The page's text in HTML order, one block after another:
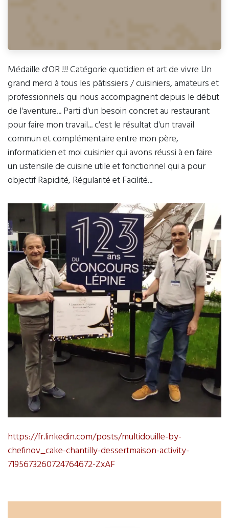
Médaille d'OR !!! Catégorie quotidien et art de vivre Un
grand merci à tous les pâtissiers / cuisiniers, amateurs et
professionnels qui nous accompagnent depuis le début
de l'aventure... Parti d'un besoin concret au restaurant
pour faire mon travail... c'est le résultat d'un travail
commun et complémentaire entre mon père,
informaticien et moi cuisinier qui avons réussi à en faire
un ustensile de cuisine utile et fonctionnel qui a pour
objectif Rapidité, Régularité et Facilité...
https://fr.linkedin.com/posts/multidouille-by-
chefinov_cake-chantilly-dessertmaison-activity-
7195673260724764672-ZxAF